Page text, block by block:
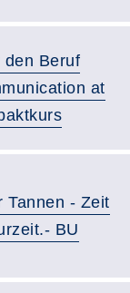
den Beruf
at
Tannen - Zeit
BU